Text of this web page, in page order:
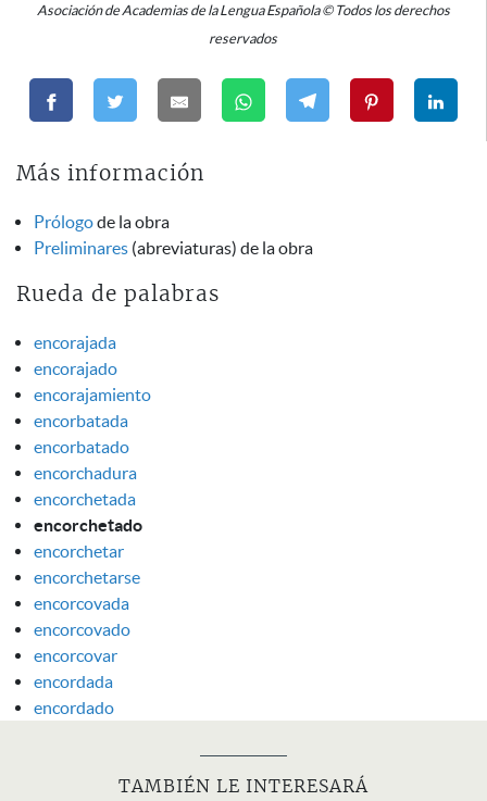
Asociación de Academias de la Lengua Española © Todos los derechos
reservados
Más información
Prólogode la obra
Preliminares (abreviaturas) de la obra
Rueda de palabras
encorajada
encorajado
encorajamiento
encorbatada
encorbatado
encorchadura
encorchetada
encorchetado
encorchetar
encorchetarse
encorcovada
encorcovado
encorcovar
encordada
encordado
TAMBIÉN LE INTERESARÁ